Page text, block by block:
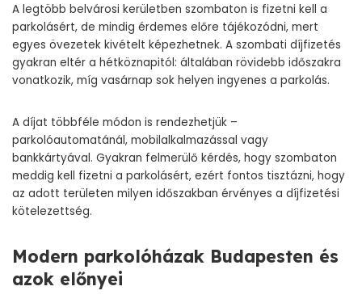
A legtöbb belvárosi kerületben szombaton is fizetni kell a
parkolásért, de mindig érdemes előre tájékozódni, mert
egyes övezetek kivételt képezhetnek. A szombati díjfizetés
gyakran eltér a hétköznapitól: általában rövidebb időszakra
vonatkozik, míg vasárnap sok helyen ingyenes a parkolás.
A díjat többféle módon is rendezhetjük –
parkolóautomatánál, mobilalkalmazással vagy
bankkártyával. Gyakran felmerülő kérdés, hogy szombaton
meddig kell fizetni a parkolásért, ezért fontos tisztázni, hogy
az adott területen milyen időszakban érvényes a díjfizetési
kötelezettség.
Modern parkolóházak Budapesten és
azok előnyei